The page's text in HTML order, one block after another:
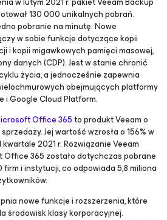
130 000 unikalnych pobrań.
pobranie na minutę. Nowe
w sobie funkcje dotyczące kopii
i kopii migawkowych pamięci masowej,
danych (CDP). Jest w stanie chronić
życia, a jednocześnie zapewnia
obejmujących platformy
i Google Cloud Platform.
Office 365to produkt Veeam o
Jej wartość wzrosła o 156% w
2021 r. Rozwiązanie Veeam
Office 365 zostało dotychczas pobrane
i instytucji, co odpowiada 5,8 miliona
nowe funkcje i rozszerzenia, które
środowisk klasy korporacyjnej.